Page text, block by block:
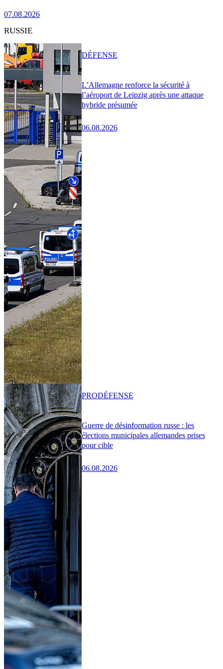
07.08.2026
RUSSIE
L’Allemagne renforce la sécurité à
l’aéroport de Leipzig après une attaque
hybride présumée
06.08.2026
DÉFENSE
Guerre de désinformation russe : les
élections municipales allemandes prises
pour cible
06.08.2026
PRODÉFENSE